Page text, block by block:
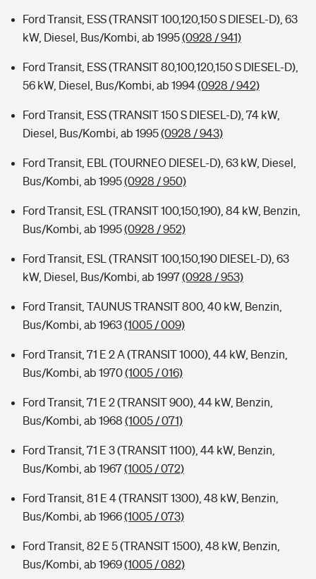
Ford Transit, ESS (TRANSIT 100,120,150 S DIESEL-D), 63
kW, Diesel, Bus/Kombi, ab 1995(0928 / 941)
Ford Transit, ESS (TRANSIT 80,100,120,150 S DIESEL-D),
56 kW, Diesel, Bus/Kombi, ab 1994(0928 / 942)
Ford Transit, ESS (TRANSIT 150 S DIESEL-D), 74 kW,
Diesel, Bus/Kombi, ab 1995(0928 / 943)
Ford Transit, EBL (TOURNEO DIESEL-D), 63 kW, Diesel,
Bus/Kombi, ab 1995(0928 / 950)
Ford Transit, ESL (TRANSIT 100,150,190), 84 kW, Benzin,
Bus/Kombi, ab 1995(0928 / 952)
Ford Transit, ESL (TRANSIT 100,150,190 DIESEL-D), 63
kW, Diesel, Bus/Kombi, ab 1997(0928 / 953)
Ford Transit, TAUNUS TRANSIT 800, 40 kW, Benzin,
Bus/Kombi, ab 1963(1005 / 009)
Ford Transit, 71 E 2 A (TRANSIT 1000), 44 kW, Benzin,
Bus/Kombi, ab 1970(1005 / 016)
Ford Transit, 71 E 2 (TRANSIT 900), 44 kW, Benzin,
Bus/Kombi, ab 1968 (1005 / 071)
Ford Transit, 71 E 3 (TRANSIT 1100), 44 kW, Benzin,
Bus/Kombi, ab 1967(1005 / 072)
Ford Transit, 81 E 4 (TRANSIT 1300), 48 kW, Benzin,
Bus/Kombi, ab 1966(1005 / 073)
Ford Transit, 82 E 5 (TRANSIT 1500), 48 kW, Benzin,
Bus/Kombi, ab 1969(1005 / 082)